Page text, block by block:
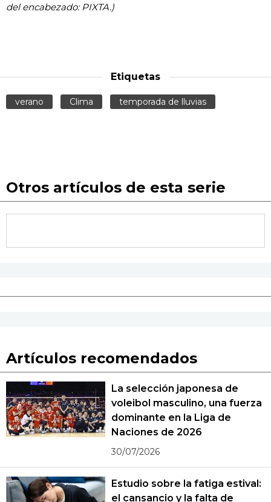
del encabezado: PIXTA.)
Etiquetas
verano Clima temporada de lluvias
Otros artículos de esta serie
Artículos recomendados
La selección japonesa de
voleibol masculino, una fuerza
dominante en la Liga de
Naciones de 2026
30/07/2026
Estudio sobre la fatiga estival:
el cansancio y la falta de